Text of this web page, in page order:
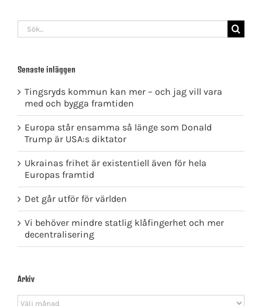
Sök
efter:
Senaste inläggen
Tingsryds kommun kan mer – och jag vill vara
med och bygga framtiden
Europa står ensamma så länge som Donald
Trump är USA:s diktator
Ukrainas frihet är existentiell även för hela
Europas framtid
Det går utför för världen
Vi behöver mindre statlig klåfingerhet och mer
decentralisering
Arkiv
Arkiv